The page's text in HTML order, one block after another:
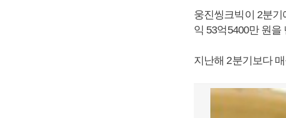
웅진씽크빅이 2분기
익 53억5400만 원
지난해 2분기보다